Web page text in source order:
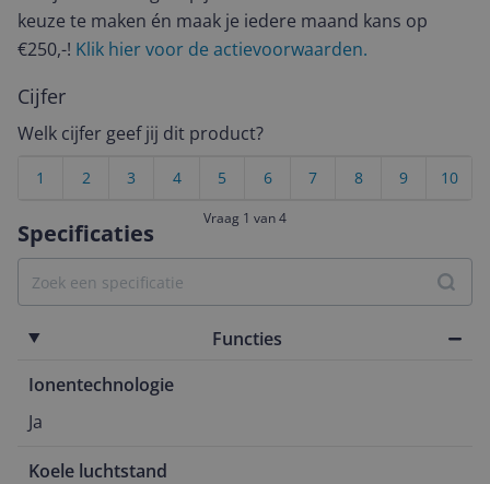
Specificaties
Functies
Ionentechnologie
Ja
Koele luchtstand
keuze te maken én maak je iedere maand kans op
€250,-! Klik hier voor de actievoorwaarden.
Cijfer
Welk cijfer geef jij dit product?
10
9
8
7
6
5
4
3
2
1
Vraag 1 van 4